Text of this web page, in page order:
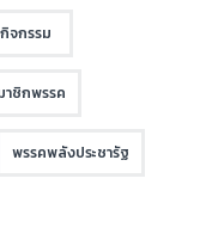
จกรรม
าชิกพรรค
พรรคพลังประชารัฐ